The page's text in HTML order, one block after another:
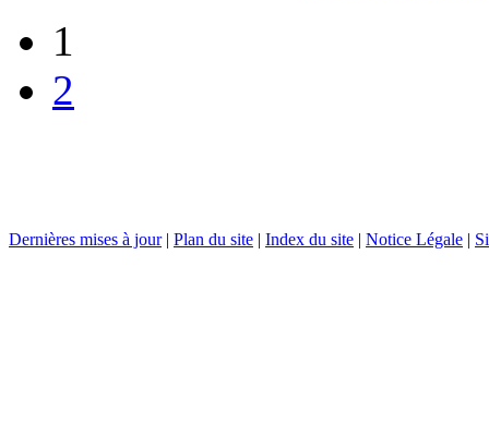
1
2
Dernières mises à jour| Plan du site | Index du site | Notice Légale |